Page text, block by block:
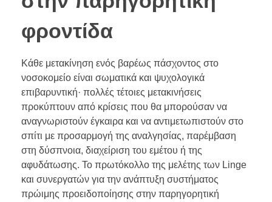
φροντίδα
Κάθε μετακίνηση ενός βαρέως πάσχοντος στο
νοσοκομείο είναι σωματικά και ψυχολογικά
επιβαρυντική· πολλές τέτοιες μετακινήσεις
προκύπτουν από κρίσεις που θα μπορούσαν να
αναγνωριστούν έγκαιρα και να αντιμετωπιστούν στο
σπίτι με προσαρμογή της αναλγησίας, παρέμβαση
στη δύσπνοια, διαχείριση του εμέτου ή της
αφυδάτωσης. Το πρωτόκολλο της μελέτης των Linge
και συνεργατών για την ανάπτυξη συστήματος
πρώιμης προειδοποίησης στην παρηγορητική